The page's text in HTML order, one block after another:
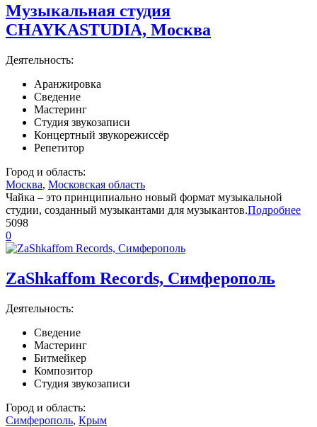
Музыкальная студия
CHAYKASTUDIA, Москва
Деятельность:
Аранжировка
Сведение
Мастеринг
Студия звукозаписи
Концертный звукорежиссёр
Репетитор
Город и область:
Москва, Московская область
Чайка – это принципиально новый формат музыкальной
студии, созданный музыкантами для музыкантов.Подробнее
5098
0
ZaShkaffom Records, Симферополь
Деятельность:
Сведение
Мастеринг
Битмейкер
Композитор
Студия звукозаписи
Город и область:
Симферополь, Крым